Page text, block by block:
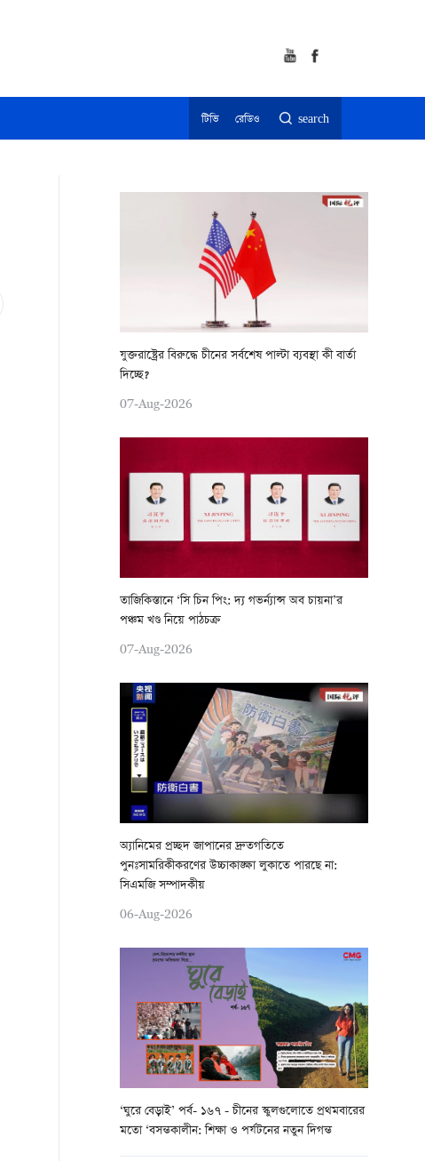
টিভি রেডিও search
যুক্তরাষ্ট্রের বিরুদ্ধে চীনের সর্বশেষ পাল্টা ব্যবস্থা কী বার্তা
দিচ্ছে?
07-Aug-2026
তাজিকিস্তানে ‘সি চিন পিং: দ্য গভর্ন্যান্স অব চায়না’র
পঞ্চম খণ্ড নিয়ে পাঠচক্র
07-Aug-2026
অ্যানিমের প্রচ্ছদ জাপানের দ্রুতগতিতে
পুনঃসামরিকীকরণের উচ্চাকাঙ্ক্ষা লুকাতে পারছে না:
সিএমজি সম্পাদকীয়
06-Aug-2026
‘ঘুরে বেড়াই’ পর্ব- ১৬৭ - চীনের স্কুলগুলোতে প্রথমবারের
মতো ‘বসন্তকালীন: শিক্ষা ও পর্যটনের নতুন দিগন্ত